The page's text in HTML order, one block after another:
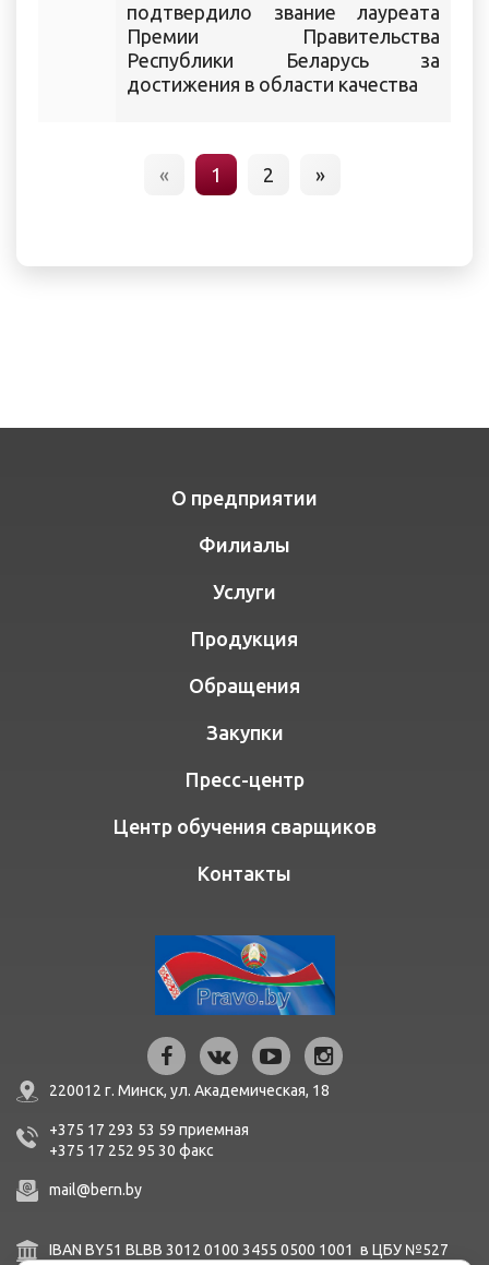
подтвердило звание лауреата
Премии Правительства
Республики Беларусь за
достижения в области качества
« 1 2 »
О предприятии
Филиалы
Услуги
Продукция
Обращения
Закупки
Пресс-центр
Центр обучения сварщиков
Контакты
220012 г. Минск, ул. Академическая, 18
+375 17 293 53 59 приемная
+375 17 252 95 30 факc
mail@bern.by
IBAN BY51 BLBB 3012 0100 3455 0500 1001 в ЦБУ №527